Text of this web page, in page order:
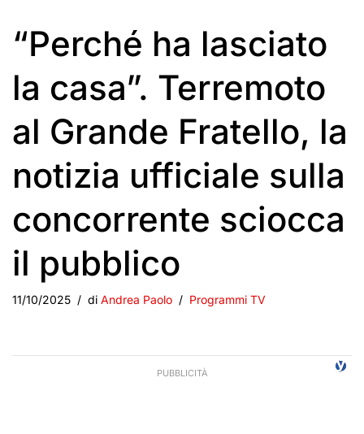
“Perché ha lasciato
la casa”. Terremoto
al Grande Fratello, la
notizia ufficiale sulla
concorrente sciocca
il pubblico
11/10/2025 di Andrea Paolo Programmi TV